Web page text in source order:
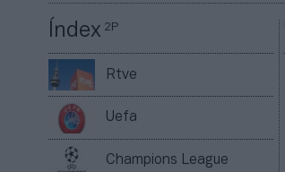
Índex2P
Rtve
Uefa
Champions League